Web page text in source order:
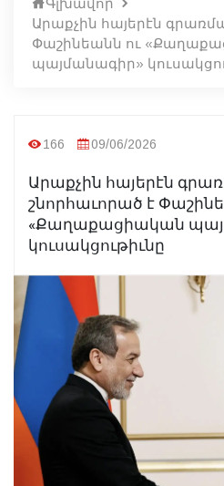
Արաքչին հայերէն
Փաշինեանն ու
պայմանագիր»
166 09/06/2026
Արաքչին հայերէն
շնորհաւորած է
«Քաղաքացիական
կուսակցութիւնը